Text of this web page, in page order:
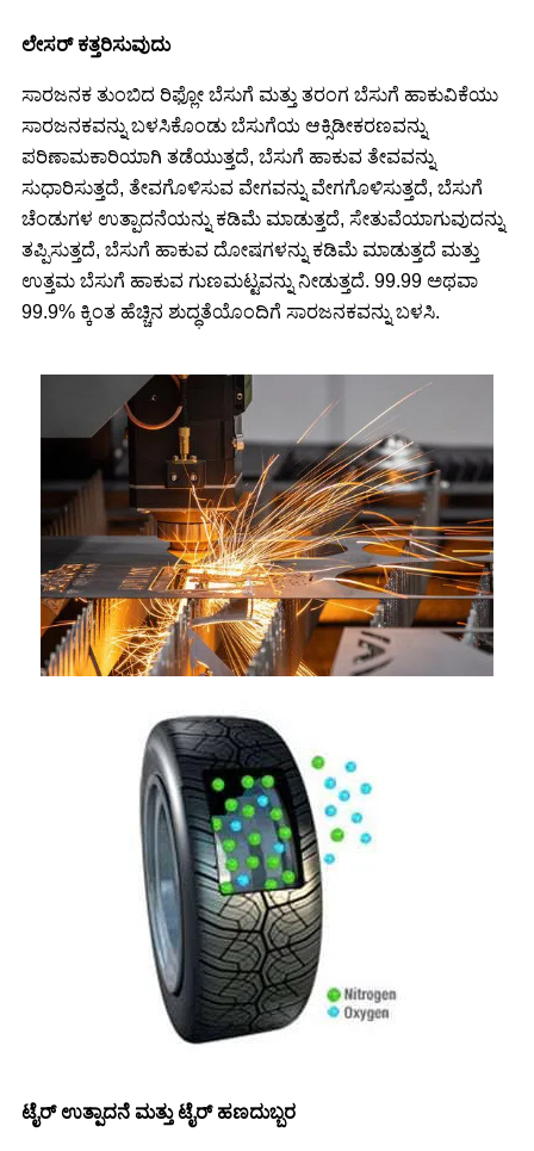
ಲೇಸರ್ ಕತ್ತರಿಸುವುದು
ಸಾರಜನಕ ತುಂಬಿದ ರಿಫ್ಲೋ ಬೆಸುಗೆ ಮತ್ತು ತರಂಗ ಬೆಸುಗೆ ಹಾಕುವಿಕೆಯು
ಸಾರಜನಕವನ್ನು ಬಳಸಿಕೊಂಡು ಬೆಸುಗೆಯ ಆಕ್ಸಿಡೀಕರಣವನ್ನು
ಪರಿಣಾಮಕಾರಿಯಾಗಿ ತಡೆಯುತ್ತದೆ, ಬೆಸುಗೆ ಹಾಕುವ ತೇವವನ್ನು
ಸುಧಾರಿಸುತ್ತದೆ, ತೇವಗೊಳಿಸುವ ವೇಗವನ್ನು ವೇಗಗೊಳಿಸುತ್ತದೆ, ಬೆಸುಗೆ
ಚೆಂಡುಗಳ ಉತ್ಪಾದನೆಯನ್ನು ಕಡಿಮೆ ಮಾಡುತ್ತದೆ, ಸೇತುವೆಯಾಗುವುದನ್ನು
ತಪ್ಪಿಸುತ್ತದೆ, ಬೆಸುಗೆ ಹಾಕುವ ದೋಷಗಳನ್ನು ಕಡಿಮೆ ಮಾಡುತ್ತದೆ ಮತ್ತು
ಉತ್ತಮ ಬೆಸುಗೆ ಹಾಕುವ ಗುಣಮಟ್ಟವನ್ನು ನೀಡುತ್ತದೆ. 99.99 ಅಥವಾ
99.9% ಕ್ಕಿಂತ ಹೆಚ್ಚಿನ ಶುದ್ಧತೆಯೊಂದಿಗೆ ಸಾರಜನಕವನ್ನು ಬಳಸಿ.
ಟೈರ್ ಉತ್ಪಾದನೆ ಮತ್ತು ಟೈರ್ ಹಣದುಬ್ಬರ